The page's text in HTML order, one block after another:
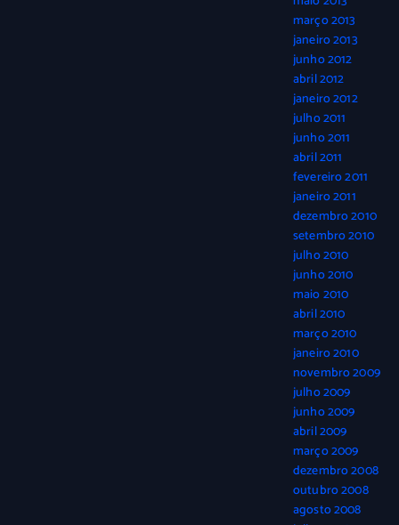
março 2013
janeiro 2013
junho 2012
abril 2012
janeiro 2012
julho 2011
junho 2011
abril 2011
fevereiro 2011
janeiro 2011
dezembro 2010
setembro 2010
julho 2010
junho 2010
maio 2010
abril 2010
março 2010
janeiro 2010
novembro 2009
julho 2009
junho 2009
abril 2009
março 2009
dezembro 2008
outubro 2008
agosto 2008